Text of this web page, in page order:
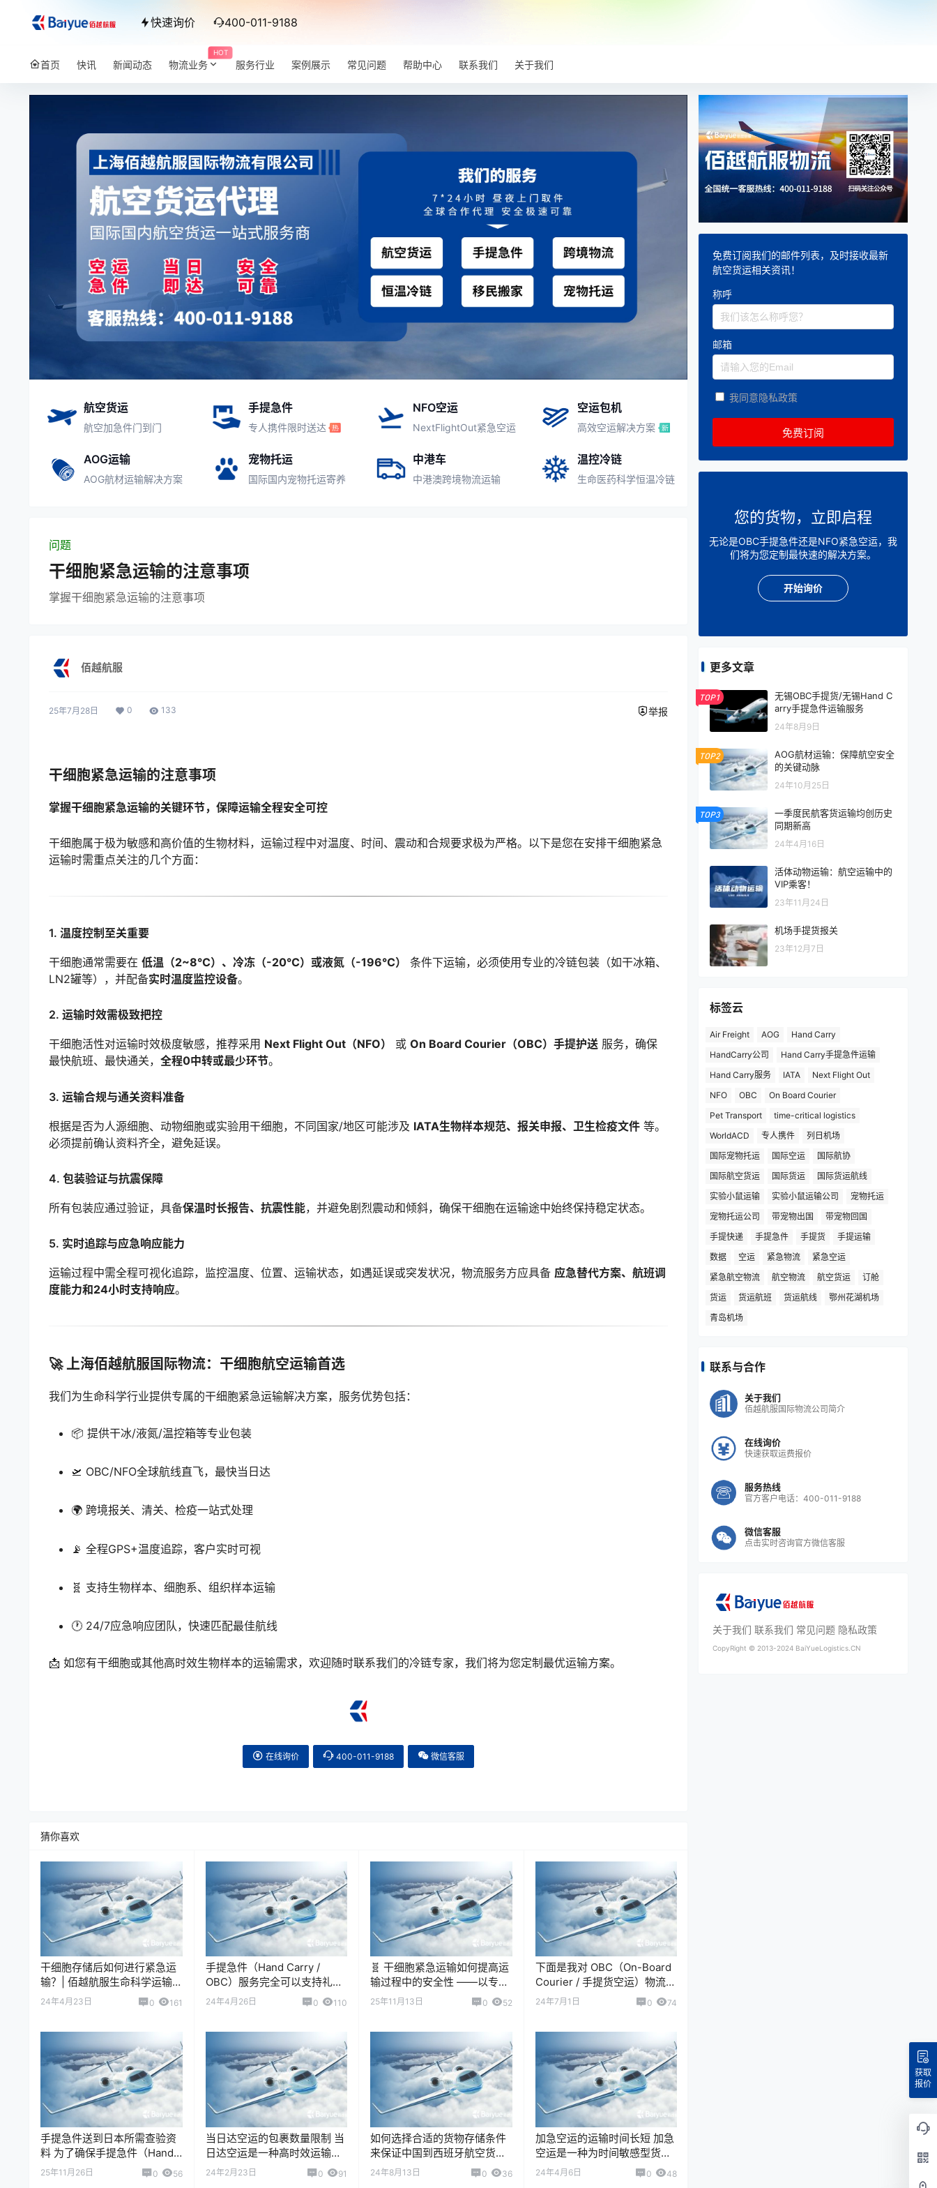
快速询价 400-011-9188
首页 快讯 新闻动态
HOT
物流业务 服务行业 案例展示 常见问题 帮助中心 联系我们 关于我们
航空货运
航空加急件门到门
手提急件
专人携件限时送达
NFO空运
NextFlightOut紧急空运
空运包机
高效空运解决方案
AOG运输
AOG航材运输解决方案
宠物托运
国际国内宠物托运寄养
中港车
中港澳跨境物流运输
温控冷链
生命医药科学恒温冷链
问题
干细胞紧急运输的注意事项
掌握干细胞紧急运输的注意事项
佰越航服
25年7月28日 0 133 举报
干细胞紧急运输的注意事项
掌握干细胞紧急运输的关键环节，保障运输全程安全可控
干细胞属于极为敏感和高价值的生物材料，运输过程中对温度、时间、震动和合规要求极为严格。以下是您在安排干细胞紧急
运输时需重点关注的几个方面：
1. 温度控制至关重要
干细胞通常需要在 低温（2~8°C）、冷冻（-20°C）或液氮（-196°C）
条件下运输，必须使用专业的冷链包装（如干冰箱、
LN2罐等），并配备实时温度监控设备。
2. 运输时效需极致把控
干细胞活性对运输时效极度敏感，推荐采用 Next Flight Out（NFO） 或 On Board Courier（OBC）手提护送 服务，确保
最快航班、最快通关， 全程0中转或最少环节。
3. 运输合规与通关资料准备
根据是否为人源细胞、动物细胞或实验用干细胞，不同国家/地区可能涉及 IATA生物样本规范、报关申报、卫生检疫文件 等。
必须提前确认资料齐全，避免延误。
4. 包装验证与抗震保障
所有包装应通过验证，具备保温时长报告、抗震性能，并避免剧烈震动和倾斜，确保干细胞在运输途中始终保持稳定状态。
5. 实时追踪与应急响应能力
运输过程中需全程可视化追踪，监控温度、位置、运输状态，如遇延误或突发状况，物流服务方应具备 应急替代方案、航班调
度能力和24小时支持响应。
🚀 上海佰越航服国际物流：干细胞航空运输首选
我们为生命科学行业提供专属的干细胞紧急运输解决方案，服务优势包括：
📦 提供干冰/液氮/温控箱等专业包装
🛫 OBC/NFO全球航线直飞，最快当日达
🌍 跨境报关、清关、检疫一站式处理
📡 全程GPS+温度追踪，客户实时可视
🧬 支持生物样本、细胞系、组织样本运输
🕐 24/7应急响应团队，快速匹配最佳航线
📩 如您有干细胞或其他高时效生物样本的运输需求，欢迎随时联系我们的冷链专家，我们将为您定制最优运输方案。
在线询价 400-011-9188 微信客服
猜你喜欢
干细胞存储后如何进行紧急运
输？| 佰越航服生命科学运输
指南 干细胞（Stem Cells）常
24年4月23日 0 161
手提急件（Hand Carry /
OBC）服务完全可以支持礼品
和赠品的运输，但需要根据货
24年4月26日 0 110
🧬 干细胞紧急运输如何提高运
输过程中的安全性 ——以专业
温控与实时监测技术，保障每
25年11月13日 0 52
下面是我对 OBC（On-Board
Courier / 手提货空运）物流公
司未来业绩展望 的分析。这个
24年7月1日 0 74
手提急件送到日本所需查验资
料 为了确保手提急件（Hand
Carry）顺利通过日本海关及
相关监管部门的检查，需提前
25年11月26日 0 56
当日达空运的包裹数量限制 当
日达空运是一种高时效运输服
务，旨在当天将货物从发货地
送达目的地，适用于紧急文
24年2月23日 0 91
如何选择合适的货物存储条件
来保证中国到西班牙航空货运
中的货物质量？
24年8月13日 0 36
加急空运的运输时间长短 加急
空运是一种为时间敏感型货物
提供的高时效运输服务，适用
于紧急文件、芯片、精密零
24年4月6日 0 48
免费订阅我们的邮件列表，及时接收最新
航空货运相关资讯！
称呼
邮箱
我同意隐私政策
您的货物，立即启程
无论是OBC手提急件还是NFO紧急空运，我
们将为您定制最快速的解决方案。
开始询价
更多文章
TOP1
无锡OBC手提货/无锡Hand C
arry手提急件运输服务
24年8月9日
TOP2
AOG航材运输：保障航空安全
的关键动脉
24年10月25日
TOP3
一季度民航客货运输均创历史
同期新高
24年4月16日
活体动物运输：航空运输中的
VIP乘客！
23年11月24日
机场手提货报关
23年12月7日
标签云
Air Freight AOG
Hand Carry
HandCarry公司
Hand Carry手提急件运输
Hand Carry服务
IATA
Next Flight Out
NFO
OBC
On Board Courier
Pet Transport
time-critical logistics
WorldACD
专人携件
列日机场
国际宠物托运
国际空运
国际航协
国际航空货运
国际货运
国际货运航线
实验小鼠运输
实验小鼠运输公司
宠物托运
宠物托运公司
带宠物出国
带宠物回国
手提快递
手提急件 手提货
手提运输
数据
空运 紧急物流
紧急空运
紧急航空物流
航空物流 航空货运
订舱
货运
货运航班 货运航线
鄂州花湖机场
青岛机场
联系与合作
关于我们
佰越航服国际物流公司简介
在线询价
快速获取运费报价
服务热线
官方客户电话：400-011-9188
微信客服
点击实时咨询官方微信客服
关于我们 联系我们 常见问题 隐私政策
CopyRight © 2013-2024 BaiYueLogistics.CN
获取
报价